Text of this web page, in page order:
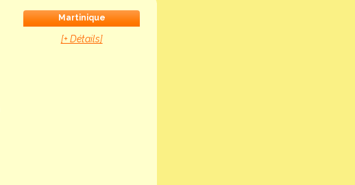
Martinique
[+ Détails]